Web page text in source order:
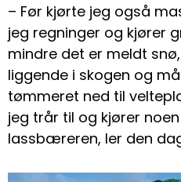
– Før kjørte jeg også
jeg regninger og kjører
mindre det er meldt
liggende i skogen og
tømmeret ned til
jeg trår til og kjører
lassbæreren, ler den